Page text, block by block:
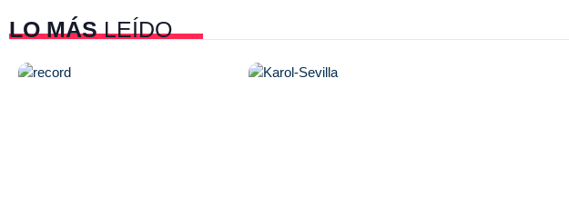
LO MÁSLEÍDO